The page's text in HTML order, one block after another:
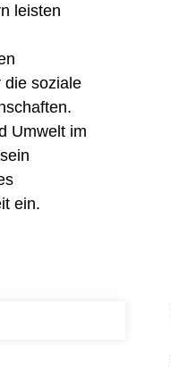
leisten
die soziale
Umwelt im
ein.